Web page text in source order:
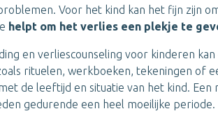
Voor het kind kan het fijn zijn
helpt om het verlies een plekje te
en verliescounseling voor kinderen
rituelen, werkboeken, tekeningen of
de leeftijd en situatie van het kind.
gedurende een heel moeilijke periode.